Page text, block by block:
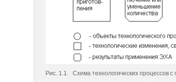
Рис. 1.1. Схема технологических процессов